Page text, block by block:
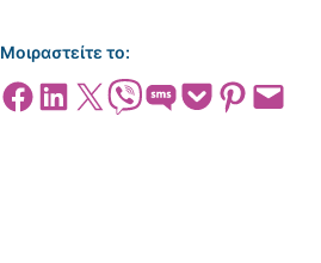
Μοιραστείτε το:
Share on Facebook
Share on LinkedIn
Share on X Share on ViberShare on SMSShare on Pocket
Share on Pinterest
Email this Page